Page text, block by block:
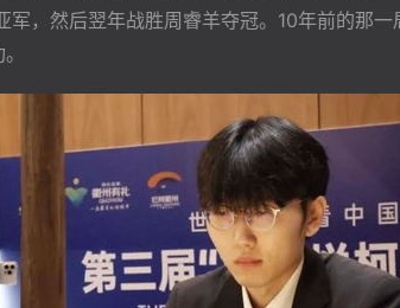
，然后翌年战胜周睿羊夺冠。10年前的那